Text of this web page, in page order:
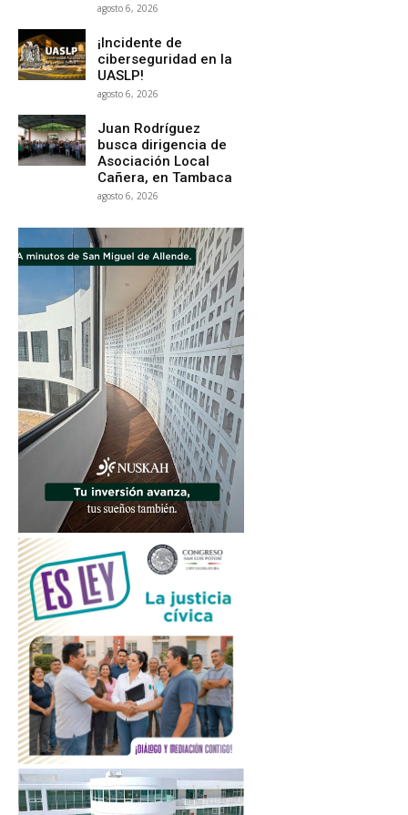
agosto 6, 2026
¡Incidente de
ciberseguridad en la
UASLP!
agosto 6, 2026
Juan Rodríguez
busca dirigencia de
Asociación Local
Cañera, en Tambaca
agosto 6, 2026